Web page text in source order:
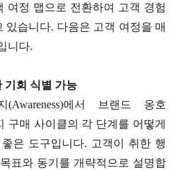
여정 맵으로 전환하여 고객 경험
있습니다. 다음은 고객 여정을 매
니다.
기회 식별 가능
에서 브랜드 옹호
구매 사이클의 각 단계를 어떻게
은 도구입니다. 고객이 취한 행
표와 동기를 개략적으로 설명합